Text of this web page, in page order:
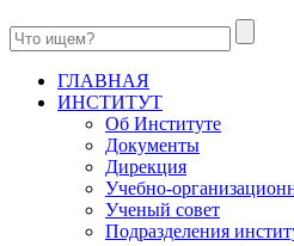
ГЛАВНАЯ
ИНСТИТУТ
Об Институте
Документы
Дирекция
Учебно-
Ученый совет
Подразделения